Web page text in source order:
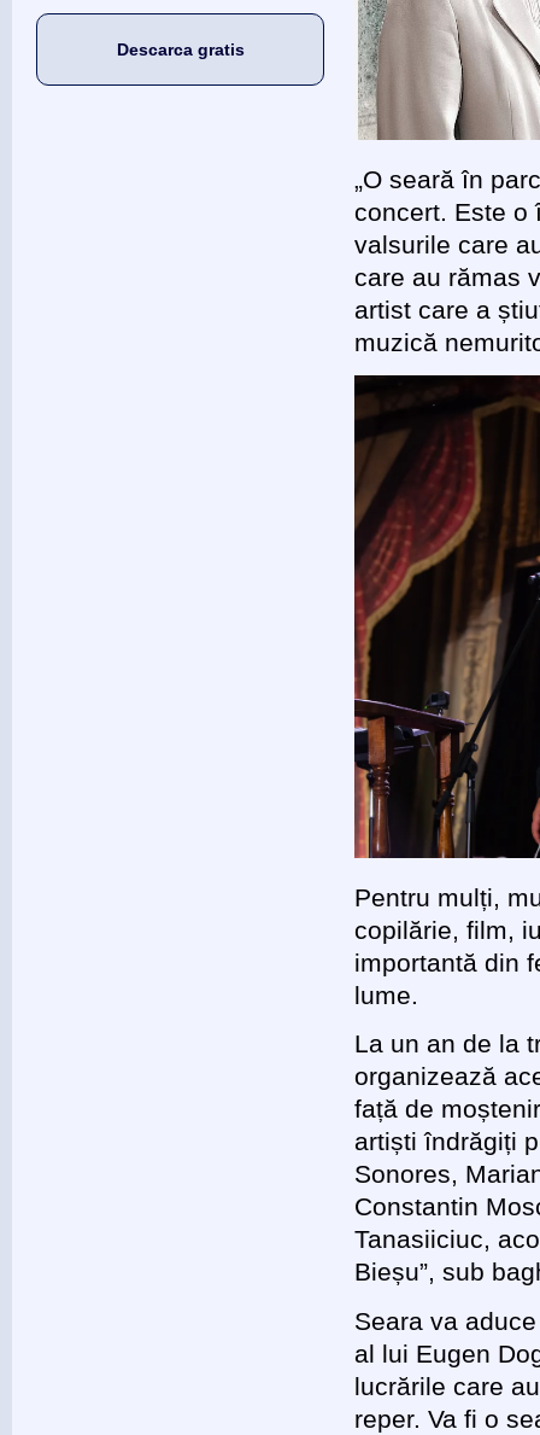
Descarca gratis
„O seară în
concert. Este o
valsurile care
care au rămas
artist care a
muzică
Pentru mulți,
copilărie, film,
importantă din
lume.
La un an de la
organizează
față de
artiști îndrăgiți
Sonores,
Constantin
Tanasiiciuc,
Bieșu”, sub
Seara va
al lui Eugen
lucrările care
reper. Va fi o